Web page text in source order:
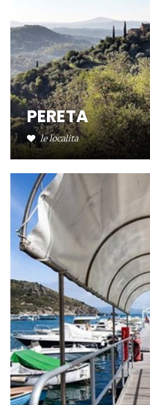
PERETA
le localita